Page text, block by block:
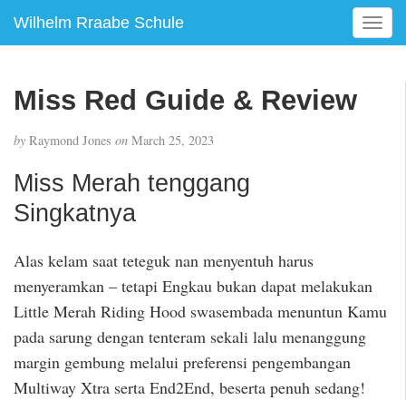
Wilhelm Rraabe Schule
T
o
i
Miss Red Guide & Review
by Raymond Jones on March 25, 2023
Miss Merah tenggang
Singkatnya
Alas kelam saat teteguk nan menyentuh harus
menyeramkan – tetapi Engkau bukan dapat melakukan
Little Merah Riding Hood swasembada menuntun Kamu
pada sarung dengan tenteram sekali lalu menanggung
margin gembung melalui preferensi pengembangan
Multiway Xtra serta End2End, beserta penuh sedang!